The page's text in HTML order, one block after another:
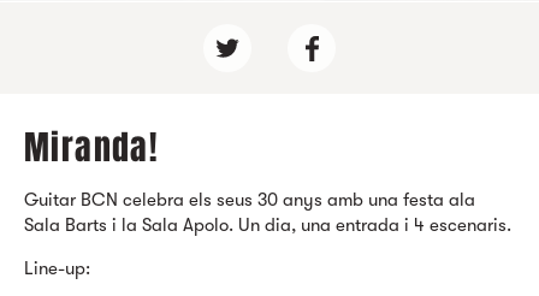
Miranda!
Guitar BCN celebra els seus 30 anys amb una festa ala
Sala Barts i la Sala Apolo. Un dia, una entrada i 4 escenaris.
Line-up: